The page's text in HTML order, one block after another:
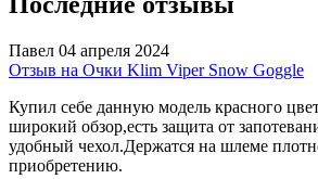
Павел 04 апреля 2024
Отзыв на Очки Klim Viper Snow Goggle
Купил себе данную модель красного
широкий обзор,есть защита от
удобный чехол.Держатся на шлеме
приобретению.